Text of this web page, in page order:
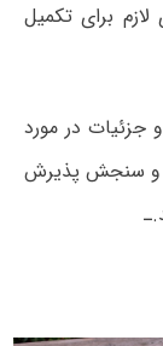
برای تکمیل
جزئیات در مورد
و سنجش پذیرش